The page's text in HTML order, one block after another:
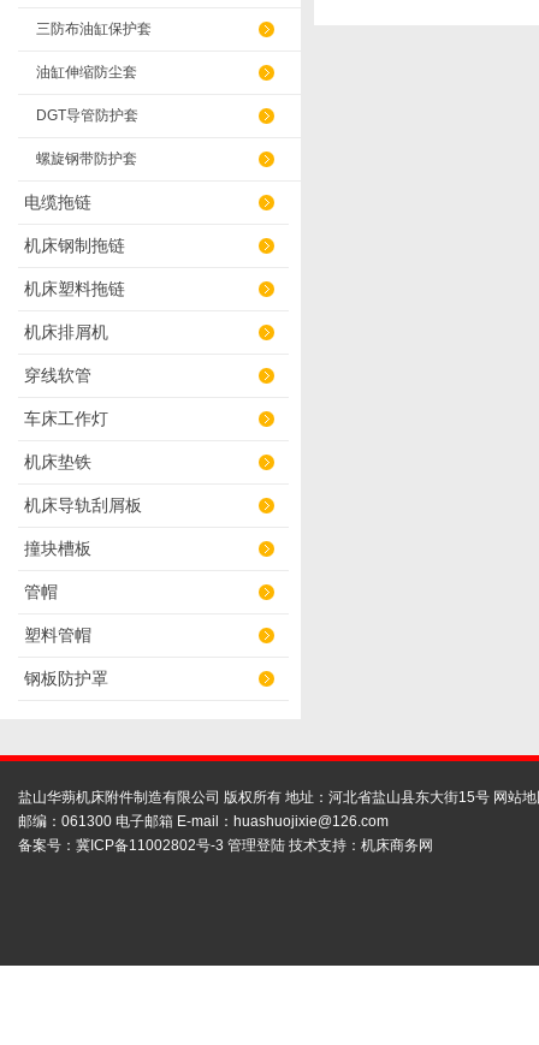
三防布油缸保护套
油缸伸缩防尘套
DGT导管防护套
螺旋钢带防护套
电缆拖链
机床钢制拖链
机床塑料拖链
机床排屑机
穿线软管
车床工作灯
机床垫铁
机床导轨刮屑板
撞块槽板
管帽
塑料管帽
钢板防护罩
盐山华蒴机床附件制造有限公司 版权所有 地址：河北省盐山县东大街15号 网站
邮编：061300 电子邮箱 E-mail： huashuojixie@126.com
备案号： 冀ICP备11002802号-3 管理登陆 技术支持： 机床商务网